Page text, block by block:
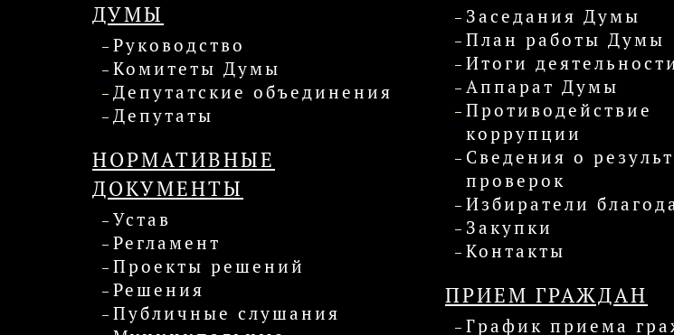
ДУМЫ
Руководство
Комитеты Думы
Депутатские объединения
Депутаты
НОРМАТИВНЫЕ
ДОКУМЕНТЫ
Устав
Регламент
Проекты решений
Решения
Публичные слушания
Заседания Думы
План работы Думы
Итоги
Аппарат Думы
Противодействие
коррупции
Сведения о
проверок
Избиратели
Закупки
Контакты
ПРИЕМ ГРАЖДАН
График приема